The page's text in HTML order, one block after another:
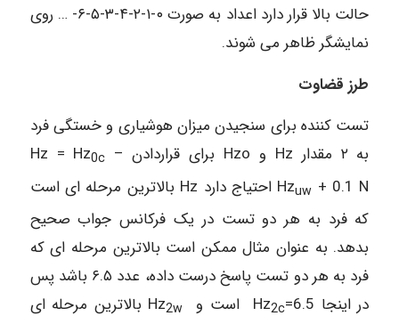
حالت بالا قرار دارد اعداد به صورت ۰-۱-۲-۴-۳-۵-۶- … روی
نمایشگر ظاهر می شوند.
طرز قضاوت
تست کننده برای سنجیدن میزان هوشیاری و خستگی فرد
به ۲ مقدار Hz و Hzo برای قراردادن Hz = Hz
0c –
Hzuw
+ 0.1 N احتیاج دارد Hz بالاترین مرحله ای است
که فرد به هر دو تست در یک فرکانس جواب صحیح
بدهد. به عنوان مثال ممکن است بالاترین مرحله ای که
فرد به هر دو تست پاسخ درست داده، عدد ۶.۵ باشد پس
در اینجا Hz
2c=6.5 است و Hz 2w
بالاترین مرحله ای